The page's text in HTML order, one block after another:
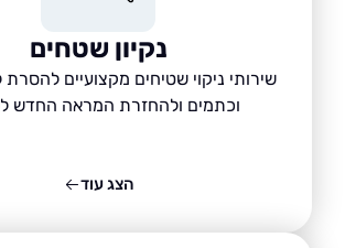
נקיון שטחים
שירותי ניקוי שטיחים מקצועיים להסרת לכלוך,
וכתמים ולהחזרת המראה החדש לשטיח.